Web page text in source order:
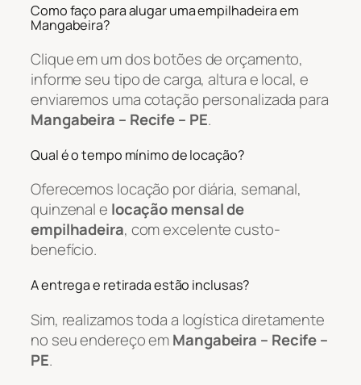
Como faço para alugar uma empilhadeira em
Mangabeira?
Clique em um dos botões de orçamento,
informe seu tipo de carga, altura e local, e
enviaremos uma cotação personalizada para
Mangabeira – Recife – PE.
Qual é o tempo mínimo de locação?
Oferecemos locação por diária, semanal,
quinzenal e locação mensal de
empilhadeira, com excelente custo-
benefício.
A entrega e retirada estão inclusas?
Sim, realizamos toda a logística diretamente
no seu endereço emMangabeira – Recife –
PE.